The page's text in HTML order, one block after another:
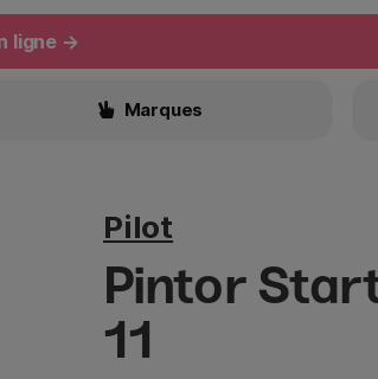
ligne →
Marques
Pilot
Pintor
11